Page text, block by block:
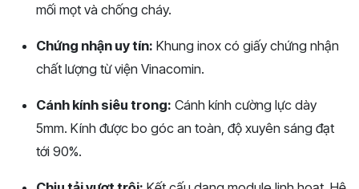
mối mọt và chống cháy.
Chứng nhận uy tín: Khung inox có giấy chứng nhận
chất lượng từ viện Vinacomin.
Cánh kính siêu trong: Cánh kính cường lực dày
5mm. Kính được bo góc an toàn, độ xuyên sáng đạt
tới 90%.